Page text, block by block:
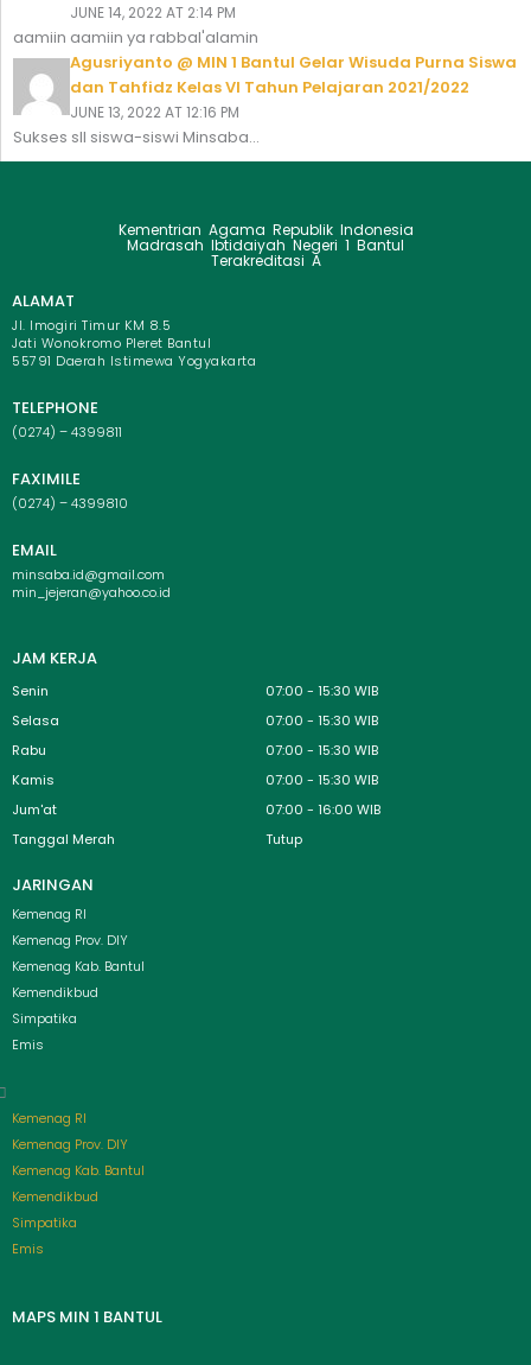
JUNE 14, 2022 AT 2:14 PM
aamiin aamiin ya rabbal'alamin
Agusriyanto @ MIN 1 Bantul Gelar Wisuda Purna Siswa
dan Tahfidz Kelas VI Tahun Pelajaran 2021/2022
JUNE 13, 2022 AT 12:16 PM
Sukses sll siswa-siswi Minsaba...
Kementrian Agama Republik Indonesia
Madrasah Ibtidaiyah Negeri 1 Bantul
Terakreditasi A
ALAMAT
Jl. Imogiri Timur KM 8.5
Jati Wonokromo Pleret Bantul
55791 Daerah Istimewa Yogyakarta
TELEPHONE
(0274) – 4399811
FAXIMILE
(0274) – 4399810
EMAIL
minsaba.id@gmail.com
min_jejeran@yahoo.co.id
JAM KERJA
Senin
07:00 - 15:30 WIB
Selasa
07:00 - 15:30 WIB
Rabu
07:00 - 15:30 WIB
Kamis
07:00 - 15:30 WIB
Jum'at
07:00 - 16:00 WIB
Tanggal Merah
Tutup
JARINGAN
Kemenag RI
Kemenag Prov. DIY
Kemenag Kab. Bantul
Kemendikbud
Simpatika
Emis
Menu
Kemenag RI
Kemenag Prov. DIY
Kemenag Kab. Bantul
Kemendikbud
Simpatika
Emis
MAPS MIN 1 BANTUL